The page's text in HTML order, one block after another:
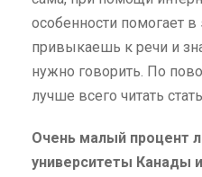
особенности помогает в
привыкаешь к речи и
нужно говорить. По
лучше всего читать
Очень малый процент
университеты Канады